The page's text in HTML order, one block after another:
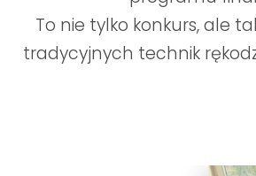
To nie tylko konkurs, ale
tradycyjnych technik